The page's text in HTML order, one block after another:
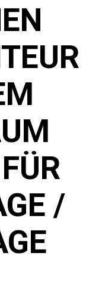
A
D
/ D
E